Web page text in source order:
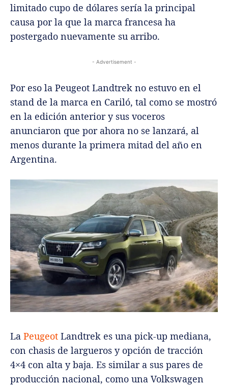
limitado cupo de dólares sería la principal
causa por la que la marca francesa ha
postergado nuevamente su arribo.
- Advertisement -
Por eso la Peugeot Landtrek no estuvo en el
stand de la marca en Cariló, tal como se mostró
en la edición anterior y sus voceros
anunciaron que por ahora no se lanzará, al
menos durante la primera mitad del año en
Argentina.
La Peugeot Landtrek es una pick-up mediana,
con chasis de largueros y opción de tracción
4×4 con alta y baja. Es similar a sus pares de
producción nacional, como una Volkswagen